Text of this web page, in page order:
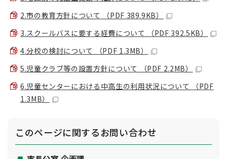
2.市の教育方針について （PDF 389.9KB）
3.スクールバスに要する経費について （PDF 392.5KB）
4.分校の検討について （PDF 1.3MB）
5.児童クラブ等の設置方針について （PDF 2.2MB）
6.児童センターにおける中高生の利用状況について （PDF
1.3MB）
このページに関するお問い合わせ